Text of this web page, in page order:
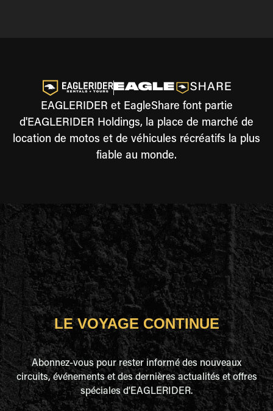
EAGLERIDER et EagleShare font partie
d'EAGLERIDER Holdings, la place de marché de
location de motos et de véhicules récréatifs la plus
fiable au monde.
LE VOYAGE CONTINUE
Abonnez-vous pour rester informé des nouveaux
circuits, événements et des dernières actualités et offres
spéciales d'EAGLERIDER.